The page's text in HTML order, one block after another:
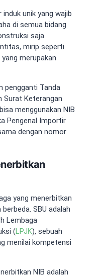
induk unik yang wajib
di semua bidang
saja.
mirip seperti
merupakan
pengganti Tanda
Surat Keterangan
menggunakan NIB
Pengenal Importir
dengan nomor
yang menerbitkan
SBU adalah
Lembaga
(LPJK), sebuah
menilai kompetensi
NIB adalah